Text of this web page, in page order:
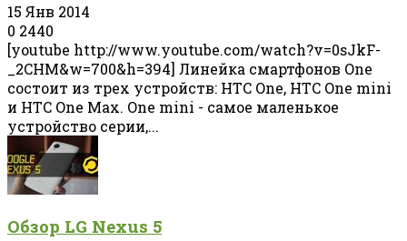
15 Янв 2014
0 2440
[youtube http://www.youtube.com/watch?v=0sJkF-
_2CHM&w=700&h=394] Линейка смартфонов One
состоит из трех устройств: HTC One, HTC One mini
и HTC One Max. One mini - самое маленькое
устройство серии,...
Обзор LG Nexus 5